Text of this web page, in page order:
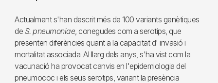
Actualment s'han descrit més de 100 variants genètiques
de S. pneumoniae, conegudes com a serotips, que
presenten diferències quant a la capacitat d' invasió i
mortalitat associada. Al llarg dels anys, s'ha vist com la
vacunació ha provocat canvis en l'epidemiologia del
pneumococ i els seus serotips, variant la presència